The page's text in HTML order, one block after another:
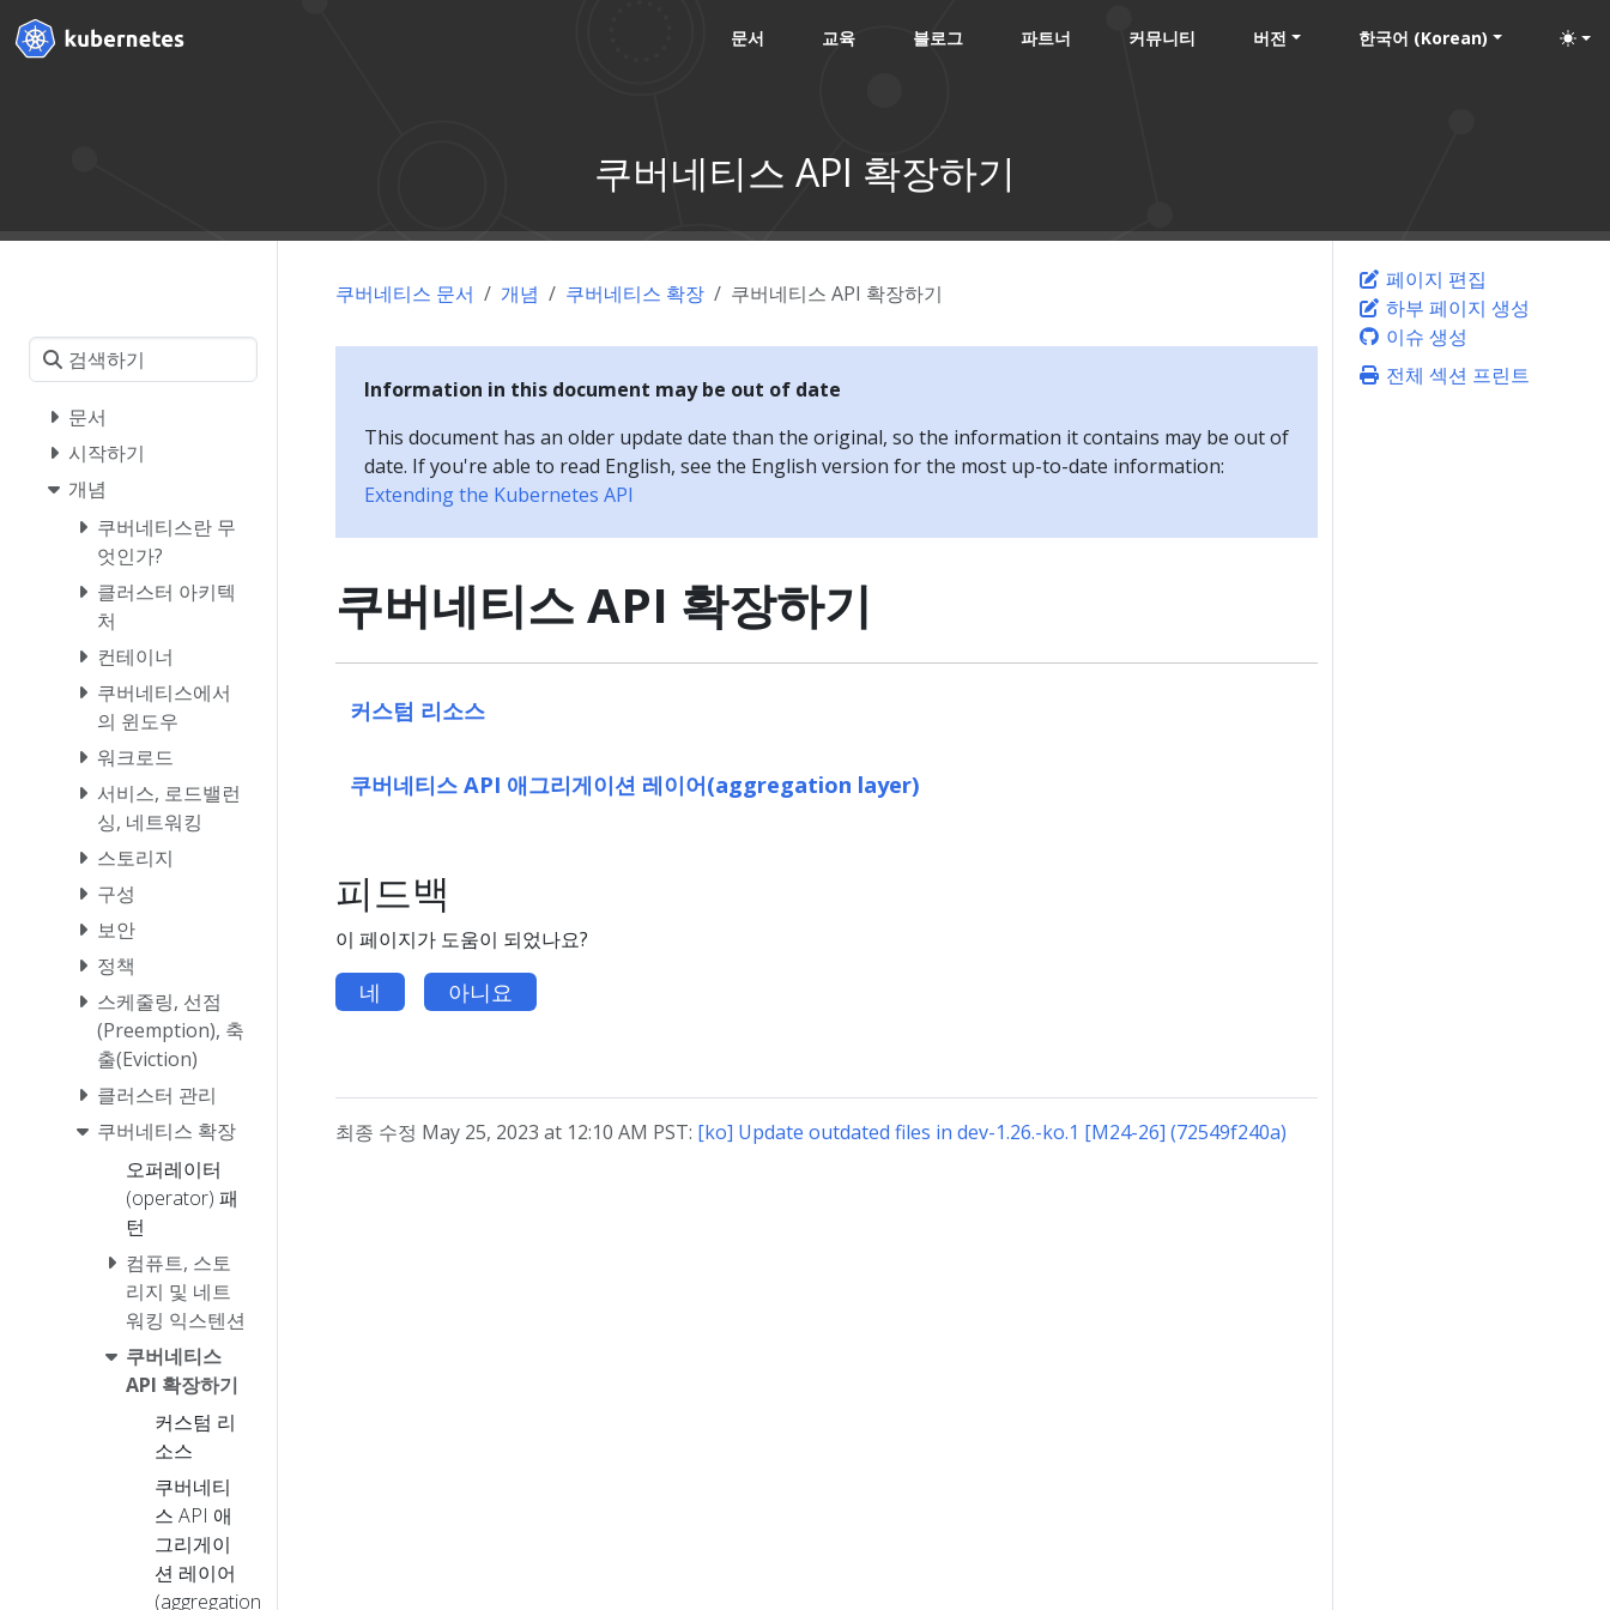
문서 교육 블로그 파트너 커뮤니티 버전 한국어 (Korean)
쿠버네티스 API 확장하기
문서
시작하기
개념
쿠버네티스란 무
엇인가?
클러스터 아키텍
처
컨테이너
쿠버네티스에서
의 윈도우
워크로드
서비스, 로드밸런
싱, 네트워킹
스토리지
구성
보안
정책
스케줄링, 선점
(Preemption), 축
출(Eviction)
클러스터 관리
쿠버네티스 확장
오퍼레이터
(operator) 패
턴
컴퓨트, 스토
리지 및 네트
워킹 익스텐션
쿠버네티스
API 확장하기
커스텀 리
소스
쿠버네티
스 API 애
그리게이
션 레이어
(aggregation
페이지 편집
하부 페이지 생성
이슈 생성
전체 섹션 프린트
쿠버네티스 문서 개념 쿠버네티스 확장 쿠버네티스 API 확장하기
Information in this document may be out of date
This document has an older update date than the original, so the information it contains may be out of
date. If you're able to read English, see the English version for the most up-to-date information:
Extending the Kubernetes API
쿠버네티스 API 확장하기
커스텀 리소스
쿠버네티스 API 애그리게이션 레이어(aggregation layer)
피드백
이 페이지가 도움이 되었나요?
네 아니요
최종 수정 May 25, 2023 at 12:10 AM PST: [ko] Update outdated files in dev-1.26.-ko.1 [M24-26] (72549f240a)